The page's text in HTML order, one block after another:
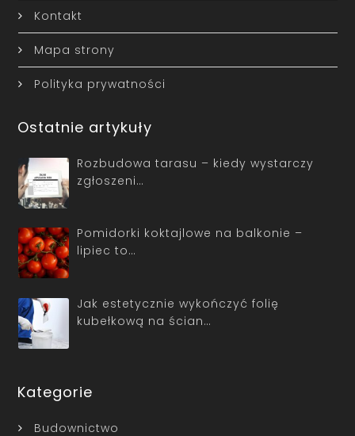
Kontakt
Mapa strony
Polityka prywatności
Ostatnie artykuły
Rozbudowa tarasu – kiedy wystarczy
zgłoszeni…
Pomidorki koktajlowe na balkonie –
lipiec to…
Jak estetycznie wykończyć folię
kubełkową na ścian…
Kategorie
Budownictwo